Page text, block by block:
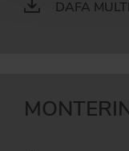
DAFA